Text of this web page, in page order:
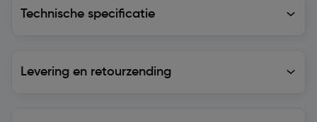
Technische specificatie
Levering en retourzending